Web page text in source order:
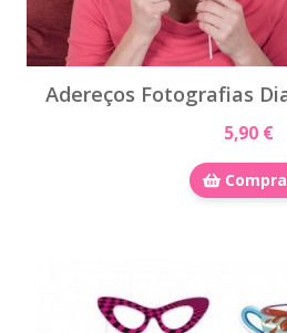
Adereços Fotografias
5,90 €